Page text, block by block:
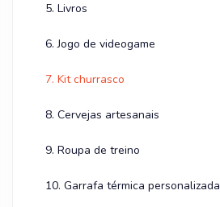
5. Livros
6. Jogo de videogame
7. Kit churrasco
8. Cervejas artesanais
9. Roupa de treino
10. Garrafa térmica personalizada